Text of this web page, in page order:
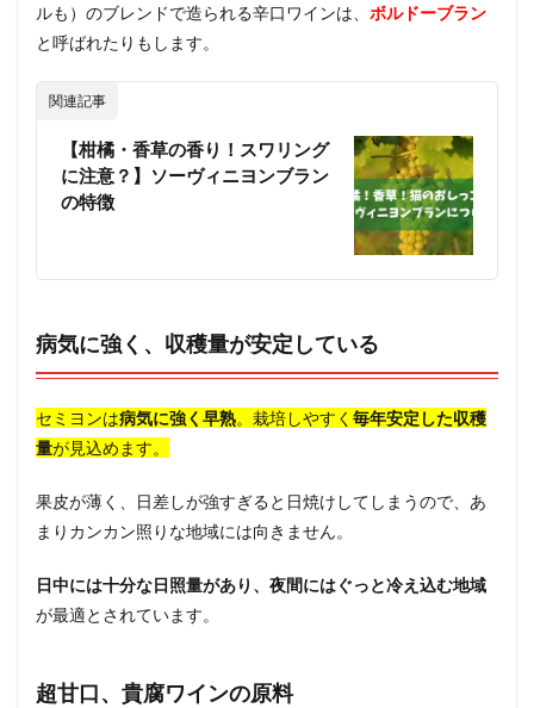
ルも）のブレンドで造られる辛口ワインは、 ボルドーブラン
と呼ばれたりもします。
関連記事
【柑橘・香草の香り！スワリング
に注意？】ソーヴィニヨンブラン
の特徴
病気に強く、収穫量が安定している
セミヨンは病気に強く早熟。栽培しやすく 毎年安定した収穫
量が見込めます。
果皮が薄く、日差しが強すぎると日焼けしてしまうので、あ
まりカンカン照りな地域には向きません。
日中には十分な日照量があり、夜間にはぐっと冷え込む地域
が最適とされています。
超甘口、貴腐ワインの原料